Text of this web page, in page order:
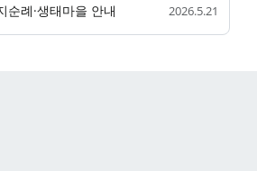
순례·생태마을 안내 2026.5.21